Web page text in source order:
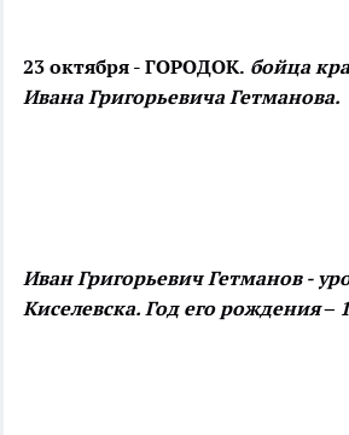
23 октября - ГОРОДОК. бойца
Ивана Григорьевича Гетманова.
Иван Григорьевич Гетманов -
Киселевска. Год его рождения –